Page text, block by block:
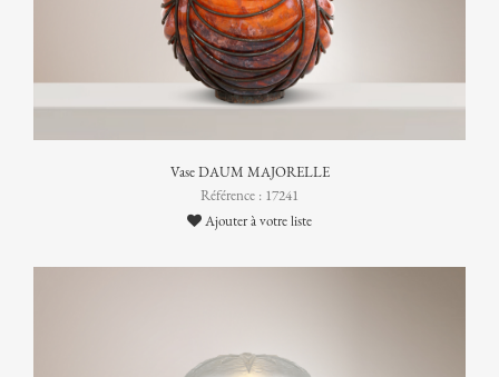
Vase DAUM MAJORELLE
Référence : 17241
Ajouter à votre liste